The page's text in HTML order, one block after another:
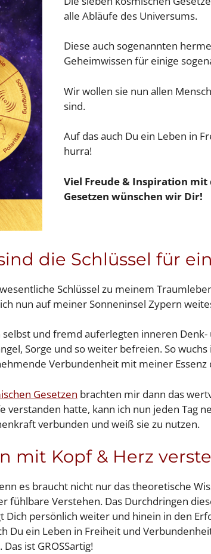
alle Abläufe des Universums.
Diese auch sogenannten
Geheimwissen für einige
Wir wollen sie nun allen
sind.
Auf das auch Du ein Leben in
hurra!
Viel Freude & Inspiration mit
Gesetzen wünschen wir Dir!
die Schlüssel für
Schlüssel zu meinem
nun auf meiner Sonneninsel Zypern
und fremd auferlegten inneren
Sorge und so weiter befreien. So
Verbundenheit mit meiner
Gesetzen brachten mir dann das
verstanden hatte, kann ich nun jeden Tag
verbunden und weiß sie zu nutzen.
mit Kopf & Herz
es braucht nicht nur das theoretische
fühlbare Verstehen. Das Durchdringen
persönlich weiter und hinein in den
Du ein Leben in Freiheit und
ist GROSSartig!